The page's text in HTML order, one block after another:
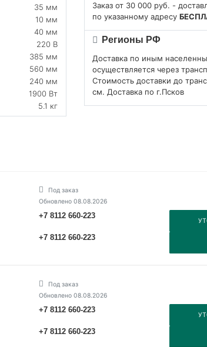
Заказ от 30 000 руб. -
по указанному адресу
Регионы РФ
Доставка по иным
осуществляется через
Стоимость доставки до
см. Доставка по г.Псков
35 мм
10 мм
40 мм
220 В
385 мм
560 мм
240 мм
1900 Вт
5.1 кг
Под заказ
Обновлено 08.08.2026
+7 8112 660-223
+7 8112 660-223
Под заказ
Обновлено 08.08.2026
+7 8112 660-223
+7 8112 660-223